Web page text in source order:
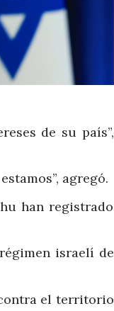
de su país”,
agregó.
han registrado
israelí de
el territorio